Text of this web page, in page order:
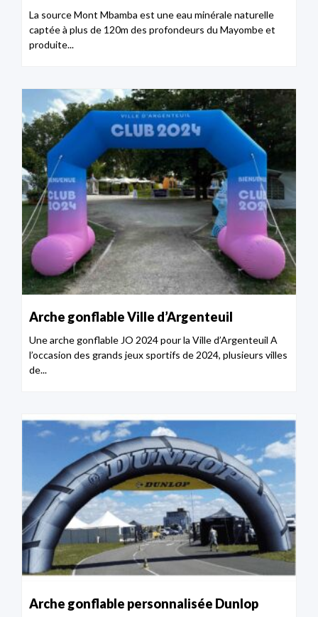
La source Mont Mbamba est une eau minérale naturelle
captée à plus de 120m des profondeurs du Mayombe et
produite...
Arche gonflable Ville d’Argenteuil
Une arche gonflable JO 2024 pour la Ville d’Argenteuil A
l’occasion des grands jeux sportifs de 2024, plusieurs villes
de...
Arche gonflable personnalisée Dunlop